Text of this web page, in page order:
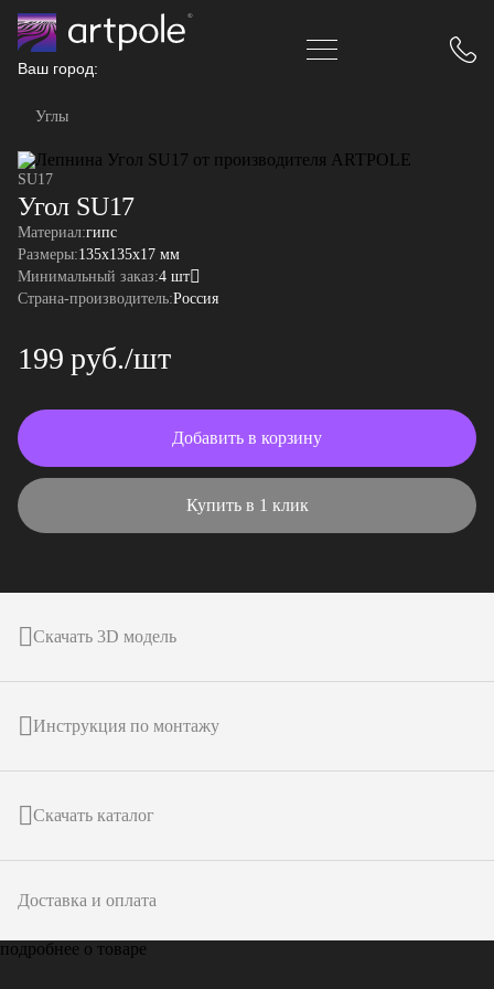
Ваш город:
Углы
SU17
Угол SU17
Материал:гипс
Размеры:135x135x17 мм
Минимальный заказ:4 шт
Страна-производитель:Россия
199 руб./шт
Добавить в корзину
Купить в 1 клик
Скачать 3D модель
Инструкция по монтажу
Скачать каталог
Доставка и оплата
подробнее о товаре